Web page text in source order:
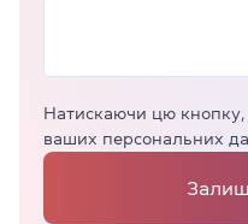
Натискаючи цю кнопку,
ваших персональних